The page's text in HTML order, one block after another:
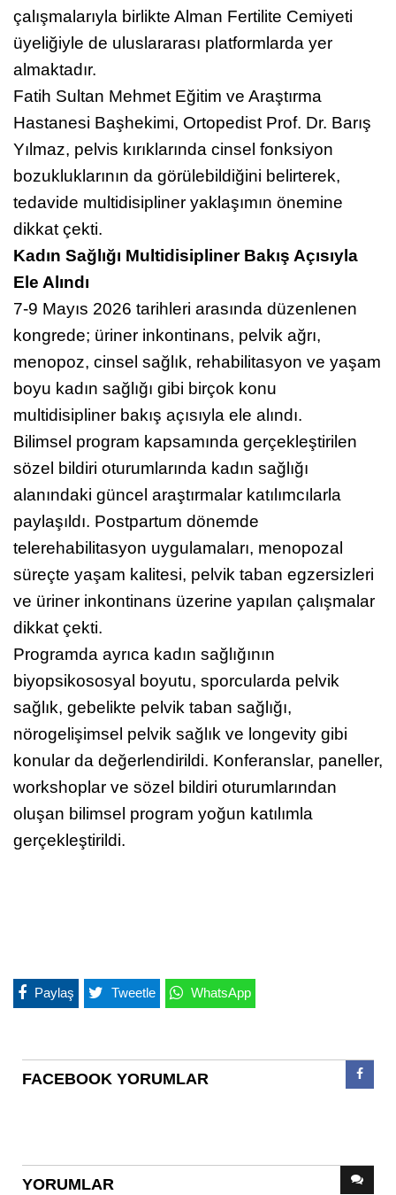
Cihat Ünlü, kadın sağlığı ve fertilite alanındaki
çalışmalarıyla birlikte Alman Fertilite Cemiyeti
üyeliğiyle de uluslararası platformlarda yer
almaktadır.
Fatih Sultan Mehmet Eğitim ve Araştırma
Hastanesi Başhekimi, Ortopedist Prof. Dr. Barış
Yılmaz, pelvis kırıklarında cinsel fonksiyon
bozukluklarının da görülebildiğini belirterek,
tedavide multidisipliner yaklaşımın önemine
dikkat çekti.
Kadın Sağlığı Multidisipliner Bakış Açısıyla
Ele Alındı
7-9 Mayıs 2026 tarihleri arasında düzenlenen
kongrede; üriner inkontinans, pelvik ağrı,
menopoz, cinsel sağlık, rehabilitasyon ve yaşam
boyu kadın sağlığı gibi birçok konu
multidisipliner bakış açısıyla ele alındı.
Bilimsel program kapsamında gerçekleştirilen
sözel bildiri oturumlarında kadın sağlığı
alanındaki güncel araştırmalar katılımcılarla
paylaşıldı. Postpartum dönemde
telerehabilitasyon uygulamaları, menopozal
süreçte yaşam kalitesi, pelvik taban egzersizleri
ve üriner inkontinans üzerine yapılan çalışmalar
dikkat çekti.
Programda ayrıca kadın sağlığının
biyopsikososyal boyutu, sporcularda pelvik
sağlık, gebelikte pelvik taban sağlığı,
nörogelişimsel pelvik sağlık ve longevity gibi
konular da değerlendirildi. Konferanslar, paneller,
workshoplar ve sözel bildiri oturumlarından
oluşan bilimsel program yoğun katılımla